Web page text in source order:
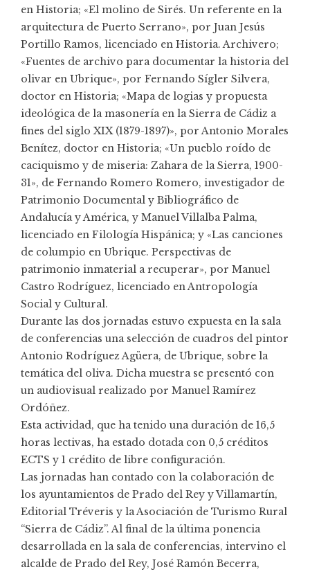
en Historia; «El molino de Sirés. Un referente en la
arquitectura de Puerto Serrano», por Juan Jesús
Portillo Ramos, licenciado en Historia. Archivero;
«Fuentes de archivo para documentar la historia del
olivar en Ubrique», por Fernando Sígler Silvera,
doctor en Historia; «Mapa de logias y propuesta
ideológica de la masonería en la Sierra de Cádiz a
fines del siglo XIX (1879-1897)», por Antonio Morales
Benítez, doctor en Historia; «Un pueblo roído de
caciquismo y de miseria: Zahara de la Sierra, 1900-
31», de Fernando Romero Romero, investigador de
Patrimonio Documental y Bibliográfico de
Andalucía y América, y Manuel Villalba Palma,
licenciado en Filología Hispánica; y «Las canciones
de columpio en Ubrique. Perspectivas de
patrimonio inmaterial a recuperar», por Manuel
Castro Rodríguez, licenciado en Antropología
Social y Cultural.
Durante las dos jornadas estuvo expuesta en la sala
de conferencias una selección de cuadros del pintor
Antonio Rodríguez Agüera, de Ubrique, sobre la
temática del oliva. Dicha muestra se presentó con
un audiovisual realizado por Manuel Ramírez
Ordóñez.
Esta actividad, que ha tenido una duración de 16,5
horas lectivas, ha estado dotada con 0,5 créditos
ECTS y 1 crédito de libre configuración.
Las jornadas han contado con la colaboración de
los ayuntamientos de Prado del Rey y Villamartín,
Editorial Tréveris y la Asociación de Turismo Rural
“Sierra de Cádiz”. Al final de la última ponencia
desarrollada en la sala de conferencias, intervino el
alcalde de Prado del Rey, José Ramón Becerra,